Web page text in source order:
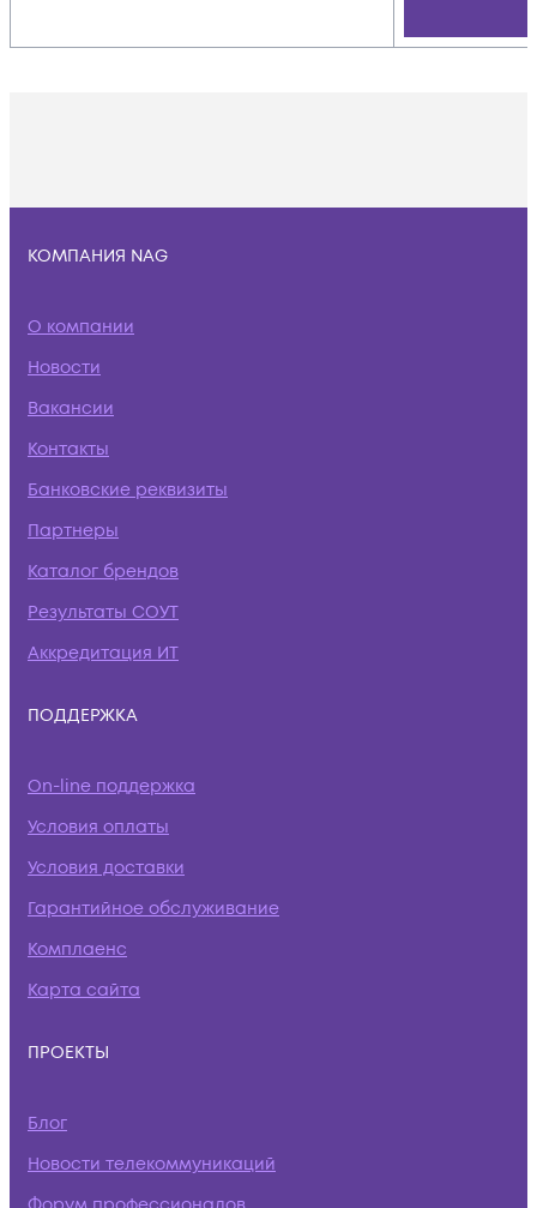
КОМПАНИЯ NAG
О компании
Новости
Вакансии
Контакты
Банковские реквизиты
Партнеры
Каталог брендов
Результаты СОУТ
Аккредитация ИТ
ПОДДЕРЖКА
On-line поддержка
Условия оплаты
Условия доставки
Гарантийное обслуживание
Комплаенс
Карта сайта
ПРОЕКТЫ
Блог
Новости телекоммуникаций